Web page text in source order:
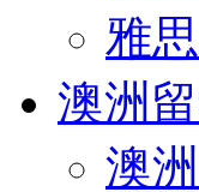
雅
澳洲
澳